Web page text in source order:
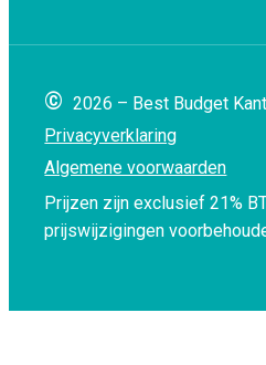
© 2026 – Best Budget
Privacyverklaring
Algemene voorwaarden
Prijzen zijn exclusief 21%
prijswijzigingen